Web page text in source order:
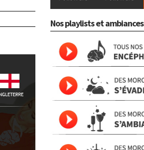
Nos playlists et ambiances